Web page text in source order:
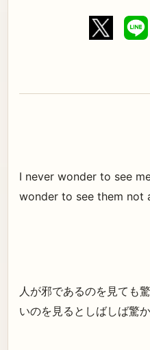
I never wonder to see
wonder to see them not
人が邪であるのを見ても
いのを見るとしばしば驚か